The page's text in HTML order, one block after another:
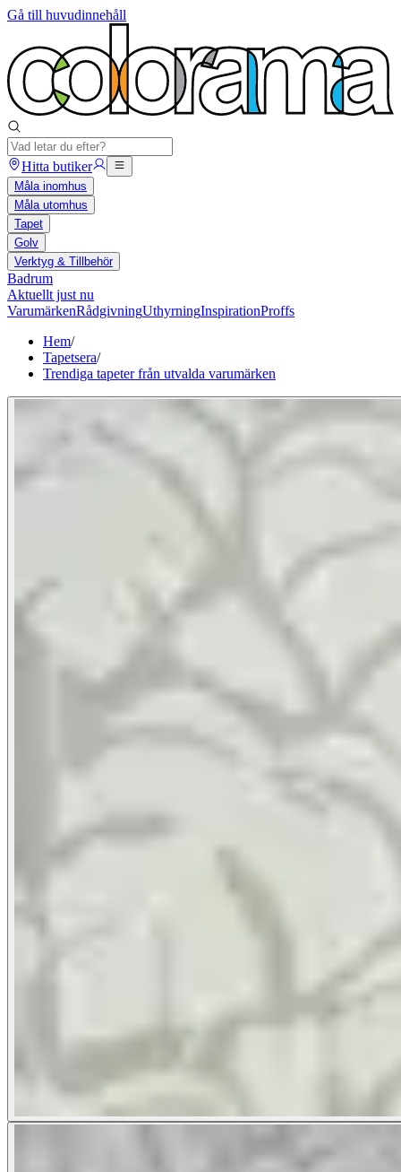
Gå till huvudinnehåll
Hitta butiker
Måla inomhus
Måla utomhus
Tapet
Golv
Verktyg & Tillbehör
Badrum
Aktuellt just nu
VarumärkenRådgivningUthyrningInspirationProffs
Hem/
Tapetsera/
Trendiga tapeter från utvalda varumärken